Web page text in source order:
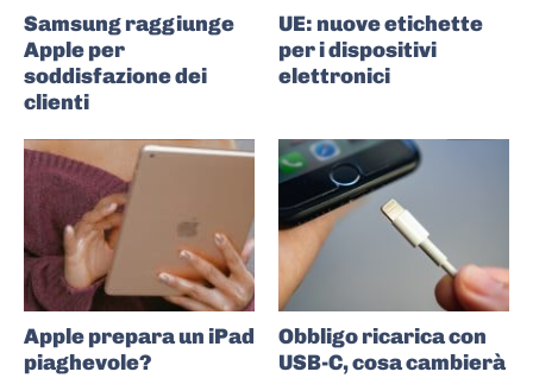
Samsung raggiunge
Apple per
soddisfazione dei
clienti
UE: nuove etichette
per i dispositivi
elettronici
Apple prepara un iPad
piaghevole?
Obbligo ricarica con
USB-C, cosa cambierà